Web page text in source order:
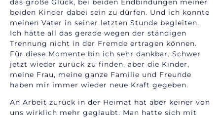
das große Glück, bei beiden Endbindungen meiner
beiden Kinder dabei sein zu dürfen. Und ich konnte
meinen Vater in seiner letzten Stunde begleiten.
Ich hätte all das gerade wegen der ständigen
Trennung nicht in der Fremde ertragen können.
Für diese Momente bin ich sehr dankbar. Schwer
jetzt wieder zurück zu finden, aber die Kinder,
meine Frau, meine ganze Familie und Freunde
haben mir immer wieder neue Kraft gegeben.
An Arbeit zurück in der Heimat hat aber keiner von
uns wirklich mehr geglaubt. Man hatte sich mit